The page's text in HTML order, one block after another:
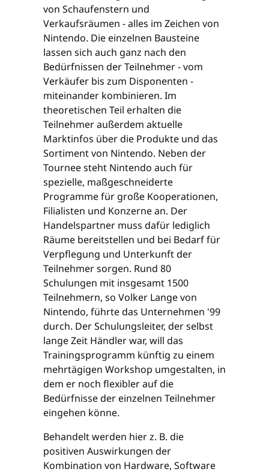
von Schaufenstern und
Verkaufsräumen - alles im Zeichen von
Nintendo. Die einzelnen Bausteine
lassen sich auch ganz nach den
Bedürfnissen der Teilnehmer - vom
Verkäufer bis zum Disponenten -
miteinander kombinieren. Im
theoretischen Teil erhalten die
Teilnehmer außerdem aktuelle
Marktinfos über die Produkte und das
Sortiment von Nintendo. Neben der
Tournee steht Nintendo auch für
spezielle, maßgeschneiderte
Programme für große Kooperationen,
Filialisten und Konzerne an. Der
Handelspartner muss dafür lediglich
Räume bereitstellen und bei Bedarf für
Verpflegung und Unterkunft der
Teilnehmer sorgen. Rund 80
Schulungen mit insgesamt 1500
Teilnehmern, so Volker Lange von
Nintendo, führte das Unternehmen '99
durch. Der Schulungsleiter, der selbst
lange Zeit Händler war, will das
Trainingsprogramm künftig zu einem
mehrtägigen Workshop umgestalten, in
dem er noch flexibler auf die
Bedürfnisse der einzelnen Teilnehmer
eingehen könne.
Behandelt werden hier z. B. die
positiven Auswirkungen der
Kombination von Hardware, Software